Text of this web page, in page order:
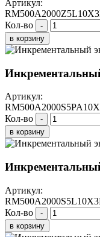
Артикул:
Кол-во
-
в корзину
Артикул:
Кол-во
-
в корзину
Артикул:
Кол-во
-
в корзину